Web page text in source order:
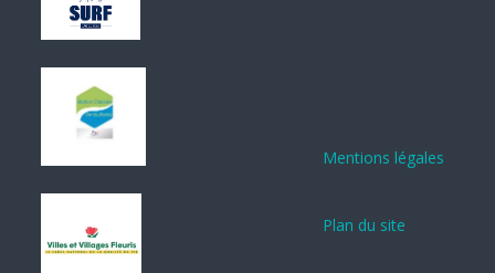
Mentions légales
Plan du site